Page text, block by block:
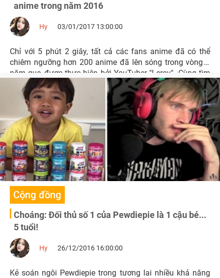
anime trong năm 2016
Hy 03/01/2017 13:00:00
Chỉ với 5 phút 2 giây, tất cả các fans anime đã có thể
chiêm ngưỡng hơn 200 anime đã lên sóng trong vòng 1
năm qua được thực hiện bởi YouTuber "Leroy". Cùng tìm
hiểu xem đó là những cái tên nào nhé!
Cộng đồng
Choáng: Đối thủ số 1 của Pewdiepie là 1 cậu bé...
5 tuổi!
Hy 26/12/2016 16:00:00
Kẻ soán ngôi Pewdiepie trong tương lai nhiều khả năng